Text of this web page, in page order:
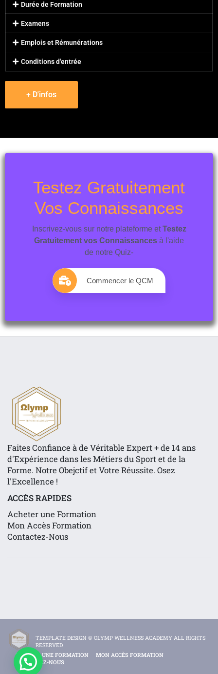
Durée de Formation
Examens
Emplois et Rémunérations
Conditions d'entrée
+ D'infos
Testez Gratuitement
Vos Connaissances
Inscrivez-vous sur notre plateforme etTestez
Gratuitement vos Connaissances à l'aide
de notre Quiz-
Commencer le QCM
Faites Confiance à de Véritable Expert + de 14 ans
d'Expérience dans les Métiers du Sport et de la
Forme. Notre Obejctif et Votre Réussite. Osez
l'Excellence !
ACCÈS RAPIDES
Acheter une Formation
Mon Accès Formation
Contactez-Nous
TEMPLATE DESIGN © OLYMP WELLNESS ACADEMY ALL RIGHTS
RESERVED.
ACHETER UNE FORMATION
MON ACCÈS FORMATION
CONTACTEZ-NOUS